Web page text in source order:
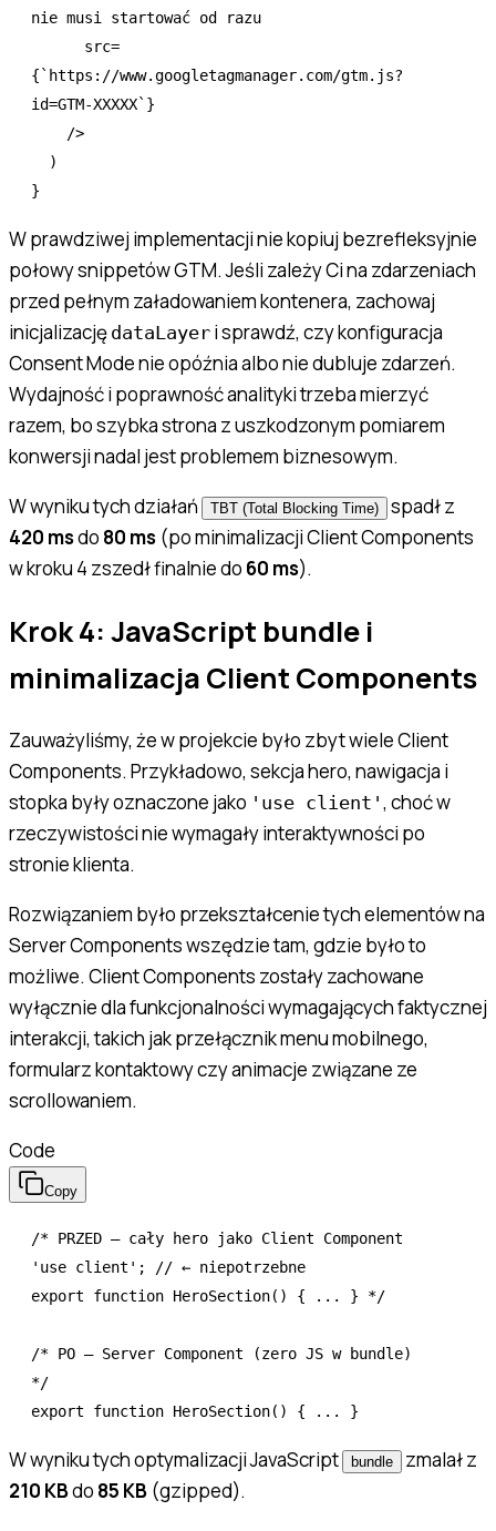
nie musi startować od razu
      src
=
{ `https://www.googletagmanager.com/gtm.js?
id=GTM-XXXXX` }
    />
  )
}
W prawdziwej implementacji nie kopiuj bezrefleksyjnie
połowy snippetów GTM. Jeśli zależy Ci na zdarzeniach
przed pełnym załadowaniem kontenera, zachowaj
inicjalizację dataLayer i sprawdź, czy konfiguracja
Consent Mode nie opóźnia albo nie dubluje zdarzeń.
Wydajność i poprawność analityki trzeba mierzyć
razem, bo szybka strona z uszkodzonym pomiarem
konwersji nadal jest problemem biznesowym.
W wyniku tych działań
TBT (Total Blocking Time)
spadł z
420 msdo 80 ms (po minimalizacji Client Components
w kroku 4 zszedł finalnie do 60 ms).
Krok 4: JavaScript bundle i
minimalizacja Client Components
Zauważyliśmy, że w projekcie było zbyt wiele Client
Components. Przykładowo, sekcja hero, nawigacja i
stopka były oznaczone jako 'use client' , choć w
rzeczywistości nie wymagały interaktywności po
stronie klienta.
Rozwiązaniem było przekształcenie tych elementów na
Server Components wszędzie tam, gdzie było to
możliwe. Client Components zostały zachowane
wyłącznie dla funkcjonalności wymagających faktycznej
interakcji, takich jak przełącznik menu mobilnego,
formularz kontaktowy czy animacje związane ze
scrollowaniem.
Code
Copy
/* PRZED — cały hero jako Client Component
'use client'; // ← niepotrzebne
export function HeroSection() { ... } */
/* PO — Server Component (zero JS w bundle)
*/
export function HeroSection() { ... }
W wyniku tych optymalizacji JavaScript bundle
zmalał z
210 KBdo 85 KB (gzipped).